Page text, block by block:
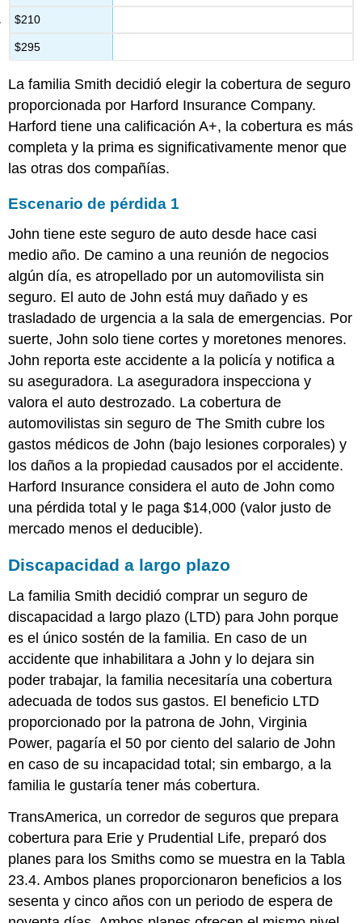
$210
$295
La familia Smith decidió elegir la cobertura de seguro
proporcionada por Harford Insurance Company.
Harford tiene una calificación A+, la cobertura es más
completa y la prima es significativamente menor que
las otras dos compañías.
Escenario de pérdida 1
John tiene este seguro de auto desde hace casi
medio año. De camino a una reunión de negocios
algún día, es atropellado por un automovilista sin
seguro. El auto de John está muy dañado y es
trasladado de urgencia a la sala de emergencias. Por
suerte, John solo tiene cortes y moretones menores.
John reporta este accidente a la policía y notifica a
su aseguradora. La aseguradora inspecciona y
valora el auto destrozado. La cobertura de
automovilistas sin seguro de The Smith cubre los
gastos médicos de John (bajo lesiones corporales) y
los daños a la propiedad causados por el accidente.
Harford Insurance considera el auto de John como
una pérdida total y le paga $14,000 (valor justo de
mercado menos el deducible).
Discapacidad a largo plazo
La familia Smith decidió comprar un seguro de
discapacidad a largo plazo (LTD) para John porque
es el único sostén de la familia. En caso de un
accidente que inhabilitara a John y lo dejara sin
poder trabajar, la familia necesitaría una cobertura
adecuada de todos sus gastos. El beneficio LTD
proporcionado por la patrona de John, Virginia
Power, pagaría el 50 por ciento del salario de John
en caso de su incapacidad total; sin embargo, a la
familia le gustaría tener más cobertura.
TransAmerica, un corredor de seguros que prepara
cobertura para Erie y Prudential Life, preparó dos
planes para los Smiths como se muestra en la Tabla
23.4. Ambos planes proporcionaron beneficios a los
sesenta y cinco años con un periodo de espera de